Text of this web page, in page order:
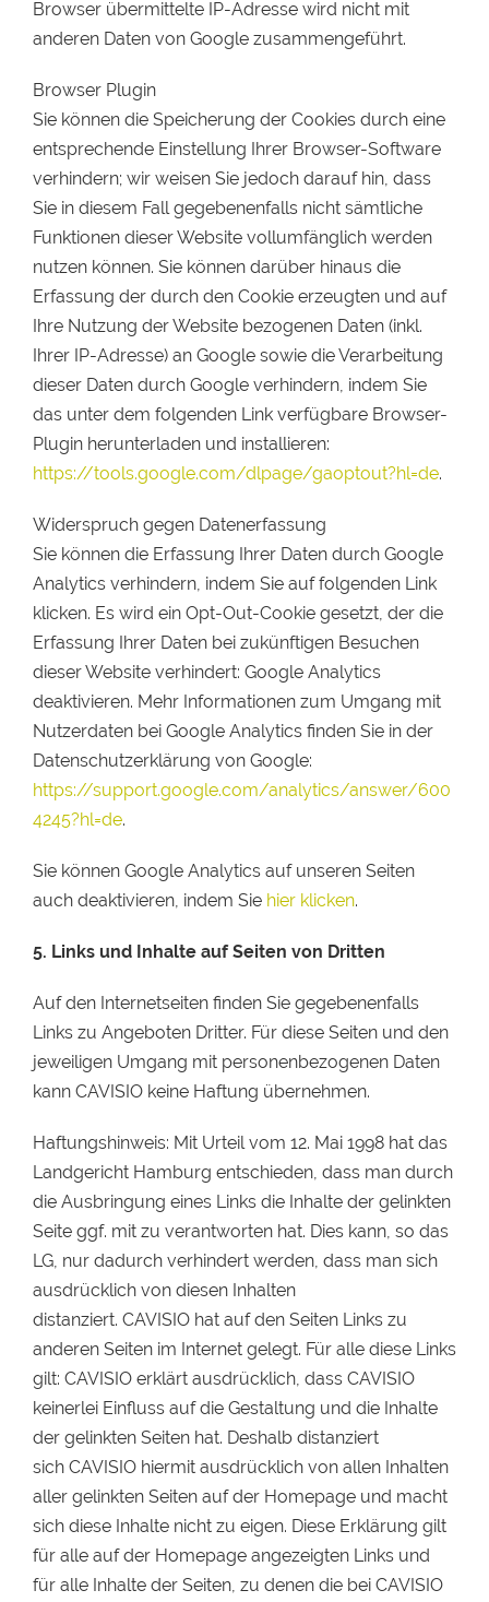
Browser übermittelte IP-Adresse wird nicht mit
anderen Daten von Google zusammengeführt.
Browser Plugin
Sie können die Speicherung der Cookies durch eine
entsprechende Einstellung Ihrer Browser-Software
verhindern; wir weisen Sie jedoch darauf hin, dass
Sie in diesem Fall gegebenenfalls nicht sämtliche
Funktionen dieser Website vollumfänglich werden
nutzen können. Sie können darüber hinaus die
Erfassung der durch den Cookie erzeugten und auf
Ihre Nutzung der Website bezogenen Daten (inkl.
Ihrer IP-Adresse) an Google sowie die Verarbeitung
dieser Daten durch Google verhindern, indem Sie
das unter dem folgenden Link verfügbare Browser-
Plugin herunterladen und installieren:
https://tools.google.com/dlpage/gaoptout?hl=de.
Widerspruch gegen Datenerfassung
Sie können die Erfassung Ihrer Daten durch Google
Analytics verhindern, indem Sie auf folgenden Link
klicken. Es wird ein Opt-Out-Cookie gesetzt, der die
Erfassung Ihrer Daten bei zukünftigen Besuchen
dieser Website verhindert: Google Analytics
deaktivieren. Mehr Informationen zum Umgang mit
Nutzerdaten bei Google Analytics finden Sie in der
Datenschutzerklärung von Google:
https://support.google.com/analytics/answer/600
4245?hl=de.
Sie können Google Analytics auf unseren Seiten
auch deaktivieren, indem Sie hier klicken.
5. Links und Inhalte auf Seiten von Dritten
Auf den Internetseiten finden Sie gegebenenfalls
Links zu Angeboten Dritter. Für diese Seiten und den
jeweiligen Umgang mit personenbezogenen Daten
kann CAVISIO keine Haftung übernehmen.
Haftungshinweis: Mit Urteil vom 12. Mai 1998 hat das
Landgericht Hamburg entschieden, dass man durch
die Ausbringung eines Links die Inhalte der gelinkten
Seite ggf. mit zu verantworten hat. Dies kann, so das
LG, nur dadurch verhindert werden, dass man sich
ausdrücklich von diesen Inhalten
distanziert. CAVISIO hat auf den Seiten Links zu
anderen Seiten im Internet gelegt. Für alle diese Links
gilt: CAVISIO erklärt ausdrücklich, dass CAVISIO
keinerlei Einfluss auf die Gestaltung und die Inhalte
der gelinkten Seiten hat. Deshalb distanziert
sich CAVISIO hiermit ausdrücklich von allen Inhalten
aller gelinkten Seiten auf der Homepage und macht
sich diese Inhalte nicht zu eigen. Diese Erklärung gilt
für alle auf der Homepage angezeigten Links und
für alle Inhalte der Seiten, zu denen die bei CAVISIO